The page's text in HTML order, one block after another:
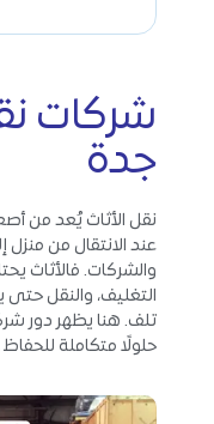
شركات
جدة
نقل الأثاث يُعد من
عند الانتقال من منزل
والشركات. فالأثاث
التغليف، والنقل
تلف. هنا يظهر دور
حلولًا متكاملة